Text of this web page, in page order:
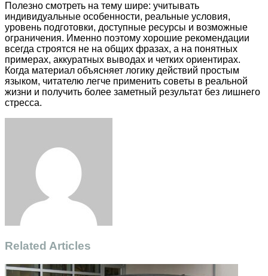
Полезно смотреть на тему шире: учитывать
индивидуальные особенности, реальные условия,
уровень подготовки, доступные ресурсы и возможные
ограничения. Именно поэтому хорошие рекомендации
всегда строятся не на общих фразах, а на понятных
примерах, аккуратных выводах и четких ориентирах.
Когда материал объясняет логику действий простым
языком, читателю легче применить советы в реальной
жизни и получить более заметный результат без лишнего
стресса.
Related Articles